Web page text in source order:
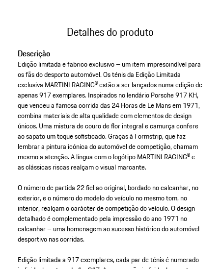
Detalhes do produto
Descrição
Edição limitada e fabrico exclusivo – um item imprescindível para
os fãs do desporto automóvel. Os ténis da Edição Limitada
exclusiva MARTINI RACING® estão a ser lançados numa edição de
apenas 917 exemplares. Inspirados no lendário Porsche 917 KH,
que venceu a famosa corrida das 24 Horas de Le Mans em 1971,
combina materiais de alta qualidade com elementos de design
únicos. Uma mistura de couro de flor integral e camurça confere
ao sapato um toque sofisticado. Graças à Formstrip, que faz
lembrar a pintura icónica do automóvel de competição, chamam
mesmo a atenção. A língua com o logótipo MARTINI RACING® e
as clássicas riscas realçam o visual marcante.
O número de partida 22 fiel ao original, bordado no calcanhar, no
exterior, e o número do modelo do veículo no mesmo tom, no
interior, realçam o carácter de competição do veículo. O design
detalhado é complementado pela impressão do ano 1971 no
calcanhar – uma homenagem ao sucesso histórico do automóvel
desportivo nas corridas.
Edição limitada a 917 exemplares, cada par de ténis é numerado